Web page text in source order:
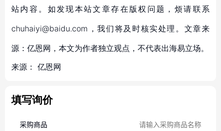
站内容。如发现本站文章存在版权问题，烦请联系
chuhaiyi@baidu.com，我们将及时核实处理。文章来
源：亿恩网，本文为作者独立观点，不代表出海易立场。
来源： 亿恩网
填写询价